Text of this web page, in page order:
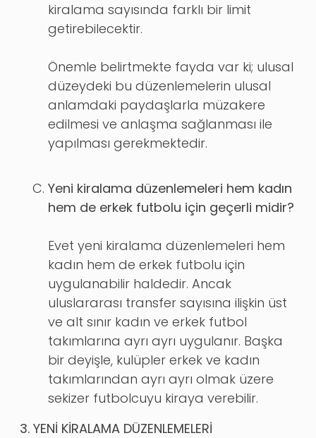
kiralama sayısında farklı bir limit
getirebilecektir.
Önemle belirtmekte fayda var ki; ulusal
düzeydeki bu düzenlemelerin ulusal
anlamdaki paydaşlarla müzakere
edilmesi ve anlaşma sağlanması ile
yapılması gerekmektedir.
Yeni kiralama düzenlemeleri hem kadın
hem de erkek futbolu için geçerli midir?
Evet yeni kiralama düzenlemeleri hem
kadın hem de erkek futbolu için
uygulanabilir haldedir. Ancak
uluslararası transfer sayısına ilişkin üst
ve alt sınır kadın ve erkek futbol
takımlarına ayrı ayrı uygulanır. Başka
bir deyişle, kulüpler erkek ve kadın
takımlarından ayrı ayrı olmak üzere
sekizer futbolcuyu kiraya verebilir.
3. YENİ KİRALAMA DÜZENLEMELERİ